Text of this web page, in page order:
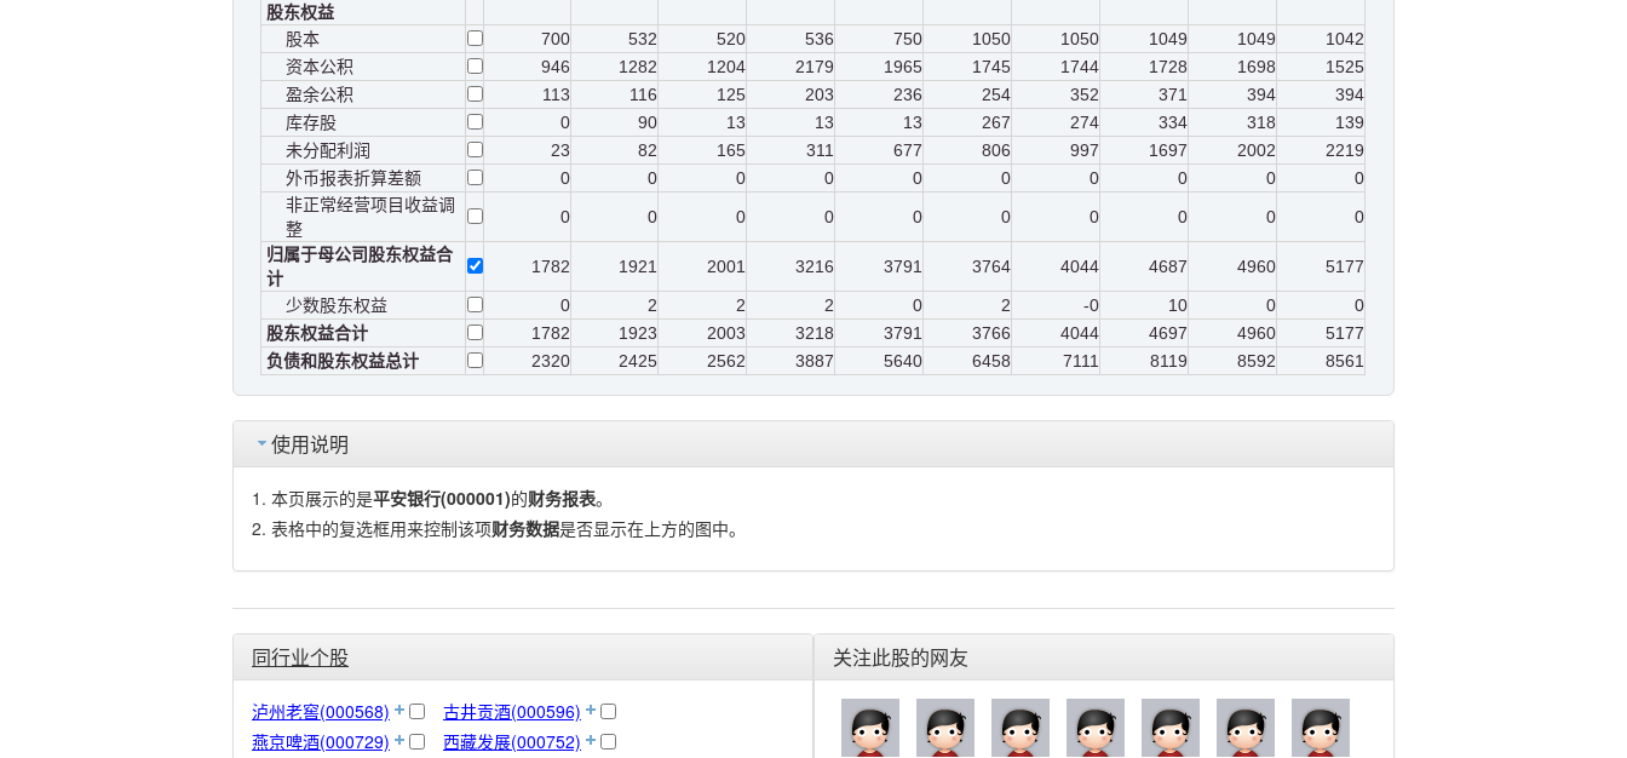
股东权益
股本
700 532 520 536 750 1050 1050 1049 1049
1042
资本公积
946 1282 1204 2179 1965 1745 1744 1728 1698
1525
盈余公积
113 116 125 203 236 254 352 371 394
394
库存股
0 90 13 13 13 267 274 334 318
139
未分配利润
23 82 165 311 677 806 997 1697 2002
2219
外币报表折算差额
0 0 0 0 0 0 0 0 0
0
非正常经营项目收益调
整
0 0 0 0 0 0 0 0 0
0
归属于母公司股东权益合
计
1782 1921 2001 3216 3791 3764 4044 4687 4960
5177
少数股东权益
0 2 2 2 0 2 -0 10 0
0
股东权益合计
1782 1923 2003 3218 3791 3766 4044 4697 4960
5177
负债和股东权益总计
2320 2425 2562 3887 5640 6458 7111 8119 8592 8561
使用说明
本页展示的是平安银行(000001)的财务报表。
表格中的复选框用来控制该项财务数据是否显示在上方的图中。
同行业个股
泸州老窖(000568)
古井贡酒(000596)
燕京啤酒(000729)
西藏发展(000752)
关注此股的网友